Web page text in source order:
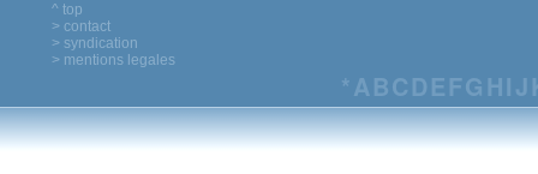
^ top
> contact
> syndication
> mentions legales
*ABCDEFG HIJ